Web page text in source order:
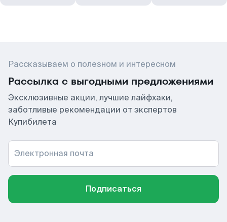
Рассказываем о полезном и интересном
Рассылка с выгодными предложениями
Эксклюзивные акции, лучшие лайфхаки,
заботливые рекомендации от экспертов
Купибилета
Электронная почта
Подписаться